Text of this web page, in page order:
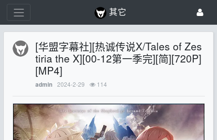
其它
[华盟字幕社][热诚传说X/Tales of Zes
tiria the X][00-12第一季完][简][720P]
[MP4]
admin 2024-2-29 114